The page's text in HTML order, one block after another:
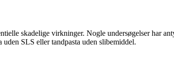
skadelige virkninger. Nogle undersøgelser har
SLS eller tandpasta uden slibemiddel.